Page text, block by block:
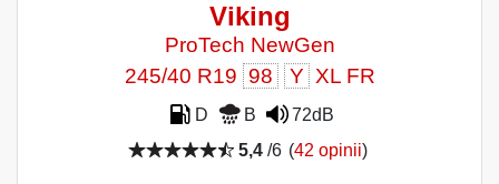
Viking
ProTech NewGen
245/40 R19 98 Y XL FR
D B
72dB
5,4/6 (42 opinii)